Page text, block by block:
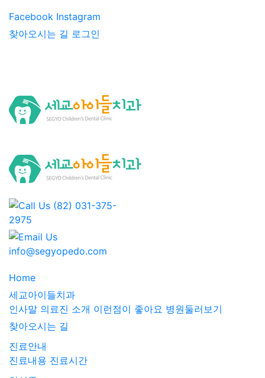
Facebook Instagram
찾아오시는 길 로그인
Call Us (82) 031-375-
2975
Email Us
info@segyopedo.com
Home
세교아이들치과
인사말 의료진 소개 이런점이 좋아요 병원둘러보기
찾아오시는 길
진료안내
진료내용 진료시간